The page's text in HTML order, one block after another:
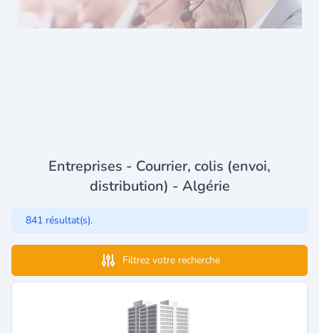
Entreprises - Courrier, colis (envoi,
distribution) - Algérie
841 résultat(s).
Filtrez votre recherche